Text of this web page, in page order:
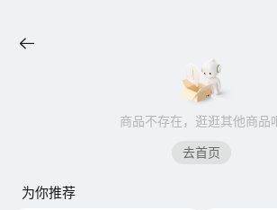
商品不存在，逛逛其他商品
去首页
为你推荐